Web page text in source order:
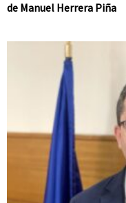
de Manuel Herrera Piña